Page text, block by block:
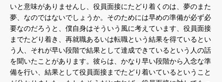
いと意味がありませんし、役員面接にたどり着くのは、夢のまた
夢、なのではないでしょうか。そのためには早めの準備が必ず必
要なのだろうと、僕自身はそういう風に考えています、役員面接
までたどり着き、再就職あるいは転職という結果を得ているとい
う人、それが早い段階で結果として達成できているという人の話
を聞いたことがあります。彼らは、かなり早い段階から入念な準
備を行い、結果として役員面接までたどり着いているということ